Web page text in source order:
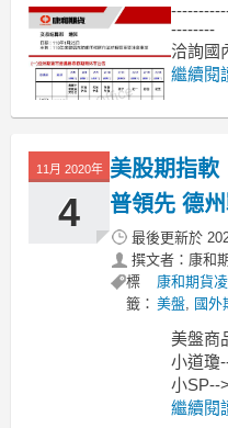
--------
洽詢國
專線洽
康和期
繼續閱
11月 2020年
4
美股期指軟
普領先 德
最後更新於
撰文者：康和
標
籤：
康和期貨
美盤, 國外
美盤商
小道瓊
小SP--
小那斯
繼續閱